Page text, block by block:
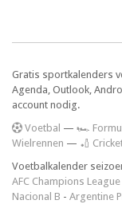
Gratis sportkalenders
Agenda, Outlook,
account nodig.
Voetbal — 🏎️
Wielrennen — 🏏
Voetbalkalender
AFC Champions League
Nacional B - Argentine